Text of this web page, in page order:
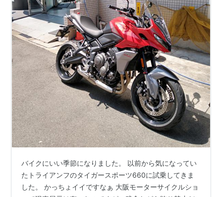
バイクにいい季節になりました。 以前から気になってい
たトライアンフのタイガースポーツ660に試乗してきま
した。 かっちょイイですなぁ 大阪モーターサイクルショ